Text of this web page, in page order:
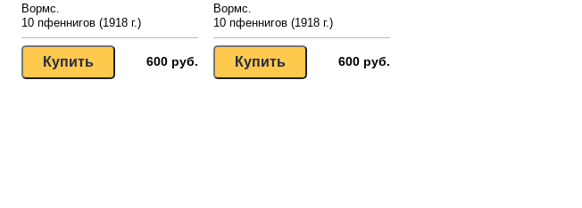
Вормс.
10 пфеннигов (1918 г.)
600 руб.
Вормс.
10 пфеннигов (1918 г.)
600 руб.